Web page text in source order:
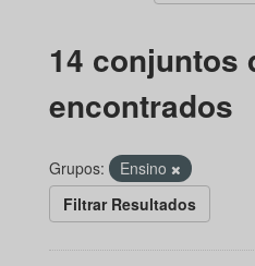
14 conjuntos
encontrados
Grupos:
Ensino
Filtrar Resultados